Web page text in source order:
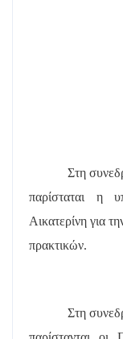
Στη
παρίσταται η
Αικατερίνη για
πρακτικών.
Στη